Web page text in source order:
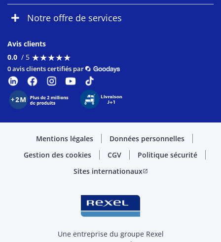
Notre offre de services
Avis clients
0.0 / 5 ★★★★★
★★★★★
0 avis clients certifiés par
Mentions légales
Données personnelles
Gestion des cookies
CGV
Politique sécurité
Sites internationauxopen_in_new
Une entreprise du groupe Rexel